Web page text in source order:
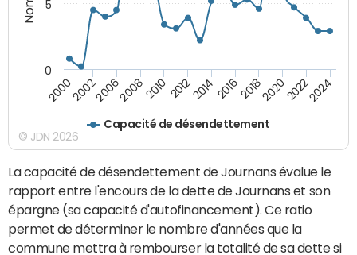
Capacité de désendettement
20002002200620082010 2012201420162018202020222024
0
5
© JDN 2026
La capacité de désendettement de Journans évalue le
rapport entre l'encours de la dette de Journans et son
épargne (sa capacité d'autofinancement). Ce ratio
permet de déterminer le nombre d'années que la
commune mettra à rembourser la totalité de sa dette si